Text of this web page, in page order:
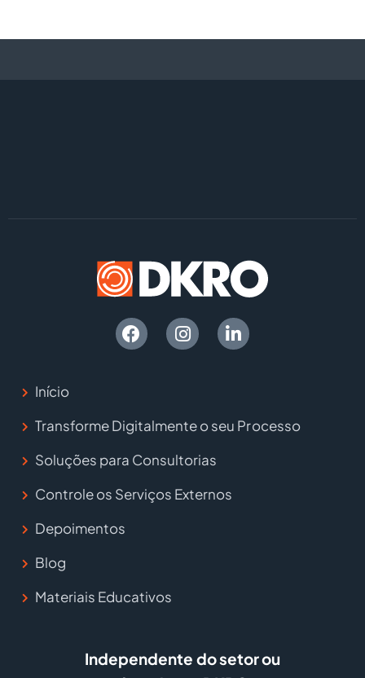
Início
Transforme Digitalmente o seu Processo
Soluções para Consultorias
Controle os Serviços Externos
Depoimentos
Blog
Materiais Educativos
Independente do setor ou